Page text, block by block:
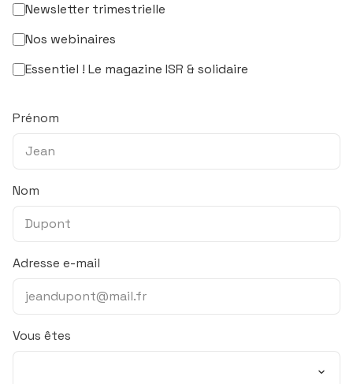
Newsletter trimestrielle
Nos webinaires
Essentiel ! Le magazine ISR & solidaire
Prénom
Nom
Adresse e-mail
Vous êtes